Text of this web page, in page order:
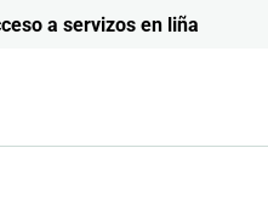
a servizos en liña